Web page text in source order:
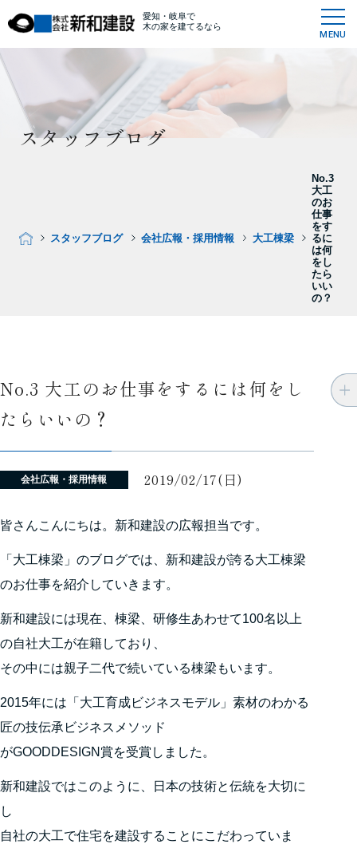
愛知・岐阜で
木の家を建てるなら
MENU
スタッフブログ
スタッフブログ 会社広報・採用情報 大工棟梁
No.3
大工
のお
仕事
をす
るに
は何
をし
たら
いい
の？
No.3 大工のお仕事をするには何をし
たらいいの？
会社広報・採用情報 2019/02/17(日)
皆さんこんにちは。新和建設の広報担当です。
「大工棟梁」のブログでは、新和建設が誇る大工棟梁
のお仕事を紹介していきます。
新和建設には現在、棟梁、研修生あわせて100名以上
の自社大工が在籍しており、
その中には親子二代で続いている棟梁もいます。
2015年には「大工育成ビジネスモデル」素材のわかる
匠の技伝承ビジネスメソッド
がGOODDESIGN賞を受賞しました。
新和建設ではこのように、日本の技術と伝統を大切に
し
自社の大工で住宅を建設することにこだわっていま